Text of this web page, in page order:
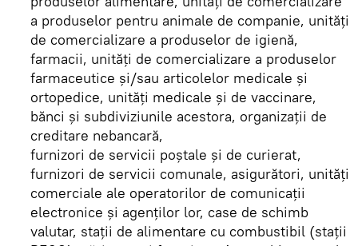
a produselor pentru animale de companie, unităţi
de comercializare a produselor de igienă,
farmacii, unităţi de comercializare a produselor
farmaceutice şi/sau articolelor medicale şi
ortopedice, unităţi medicale şi de vaccinare,
bănci şi subdiviziunile acestora, organizaţii de
creditare nebancară,
furnizori de servicii poştale şi de curierat,
furnizori de servicii comunale, asigurători, unităţi
comerciale ale operatorilor de comunicaţii
electronice şi agenţilor lor, case de schimb
valutar, staţii de alimentare cu combustibil (staţii